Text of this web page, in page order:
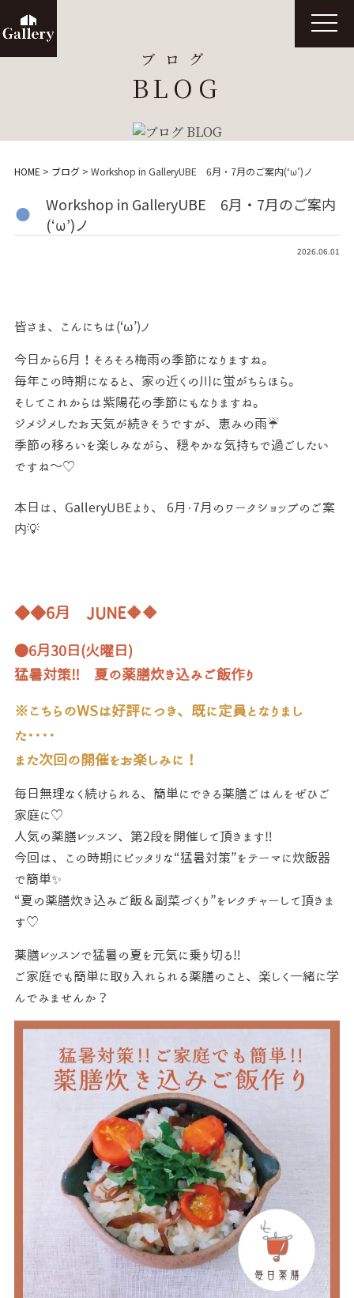
ブログ
BLOG
t
o
g
n
HOME > ブログ> Workshop in GalleryUBE 6月・7月のご案内(‘ω’)ノ
Workshop in GalleryUBE 6月・7月のご案内
(‘ω’)ノ
2026.06.01
皆さま、こんにちは(‘ω’)ノ
今日から6月！そろそろ梅雨の季節になりますね。
毎年この時期になると、家の近くの川に蛍がちらほら。
そしてこれからは紫陽花の季節にもなりますね。
ジメジメしたお天気が続きそうですが、恵みの雨☔
季節の移ろいを楽しみながら、穏やかな気持ちで過ごしたい
ですね～♡
本日は、GalleryUBEより、 6月・7月のワークショップのご案
内💡
◆◆6月 JUNE🔶🔶
●6月30日(火曜日)
猛暑対策‼ 夏の薬膳炊き込みご飯作り
※こちらのWSは好評につき、既に定員となりまし
た････
また次回の開催をお楽しみに！
毎日無理なく続けられる、簡単にできる薬膳ごはんをぜひご
家庭に♡
人気の薬膳レッスン、第2段を開催して頂きます‼
今回は、この時期にピッタリな“猛暑対策”をテーマに炊飯器
で簡単✨
“夏の薬膳炊き込みご飯＆副菜づくり”をレクチャーして頂きま
す♡
薬膳レッスンで猛暑の夏を元気に乗り切る‼
ご家庭でも簡単に取り入れられる薬膳のこと、楽しく 一緒に学
んでみませんか？